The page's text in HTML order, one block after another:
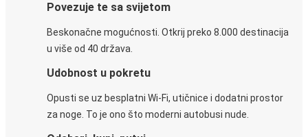
Povezuje te sa svijetom
Beskonačne mogućnosti. Otkrij preko 8.000 destinacija
u više od 40 država.
Udobnost u pokretu
Opusti se uz besplatni Wi-Fi, utičnice i dodatni prostor
za noge. To je ono što moderni autobusi nude.